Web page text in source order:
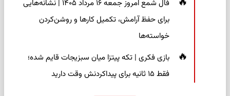
فال شمع امروز جمعه ۱۶ مرداد ۱۴۰۵ | نشانه‌هایی
برای حفظ آرامش، تکمیل کارها و روشن‌کردن
خواسته‌ها
بازی فکری | تکه پیتزا میان سبزیجات قایم شده؛
فقط ۱۵ ثانیه برای پیداکردنش وقت دارید